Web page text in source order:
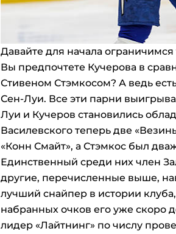
Давайте для начала ограничимся
Вы предпочтете Кучерова в
Стивеном Стэмкосом? А ведь
Сен-Луи. Все эти парни
Луи и Кучеров становились
Василевского теперь две
«Конн Смайт», а Стэмкос был
Единственный среди них член
другие, перечисленные выше,
лучший снайпер в истории
набранных очков его уже скоро
лидер «Лайтнинг» по числу